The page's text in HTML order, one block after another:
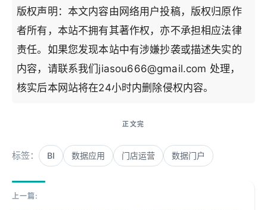
版权声明：本文内容由网络用户投稿，版权归原作
者所有，本站不拥有其著作权，亦不承担相应法律
责任。如果您发现本站中有涉嫌抄袭或描述失实的
内容，请联系我们jiasou666@gmail.com 处理，
核实后本网站将在24小时内删除侵权内容。
标签： BI 数据应用 门店运营 数据门户
上一篇: